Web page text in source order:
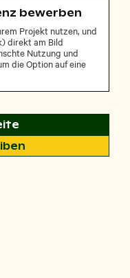
bewerben
Projekt nutzen, und
direkt am Bild
Nutzung und
die Option auf eine